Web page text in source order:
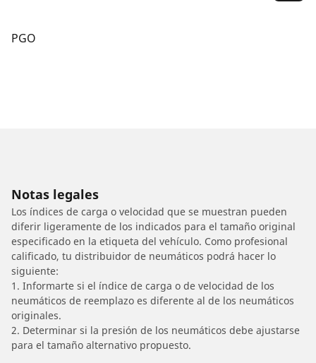
PGO
Notas legales
Los índices de carga o velocidad que se muestran pueden
diferir ligeramente de los indicados para el tamaño original
especificado en la etiqueta del vehículo. Como profesional
calificado, tu distribuidor de neumáticos podrá hacer lo
siguiente:
1. Informarte si el índice de carga o de velocidad de los
neumáticos de reemplazo es diferente al de los neumáticos
originales.
2. Determinar si la presión de los neumáticos debe ajustarse
para el tamaño alternativo propuesto.